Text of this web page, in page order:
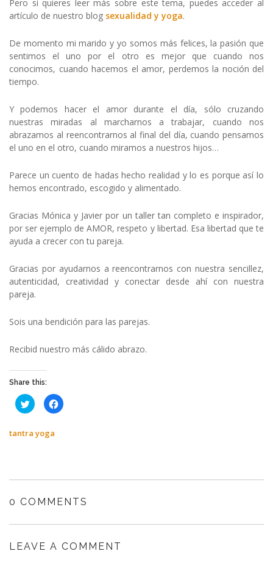
Pero si quieres leer más sobre este tema, puedes acceder al
artículo de nuestro blog sexualidad y yoga.
De momento mi marido y yo somos más felices, la pasión que
sentimos el uno por el otro es mejor que cuando nos
conocimos, cuando hacemos el amor, perdemos la noción del
tiempo.
Y podemos hacer el amor durante el día, sólo cruzando
nuestras miradas al marcharnos a trabajar, cuando nos
abrazamos al reencontrarnos al final del día, cuando pensamos
el uno en el otro, cuando miramos a nuestros hijos…
Parece un cuento de hadas hecho realidad y lo es porque así lo
hemos encontrado, escogido y alimentado.
Gracias Mónica y Javier por un taller tan completo e inspirador,
por ser ejemplo de AMOR, respeto y libertad. Esa libertad que te
ayuda a crecer con tu pareja.
Gracias por ayudarnos a reencontrarnos con nuestra sencillez,
autenticidad, creatividad y conectar desde ahí con nuestra
pareja.
Sois una bendición para las parejas.
Recibid nuestro más cálido abrazo.
Share this:
Haz
clic
en
Twitter
nueva)
Haz
clic
nueva)
tantra yoga
0 COMMENTS
LEAVE A COMMENT